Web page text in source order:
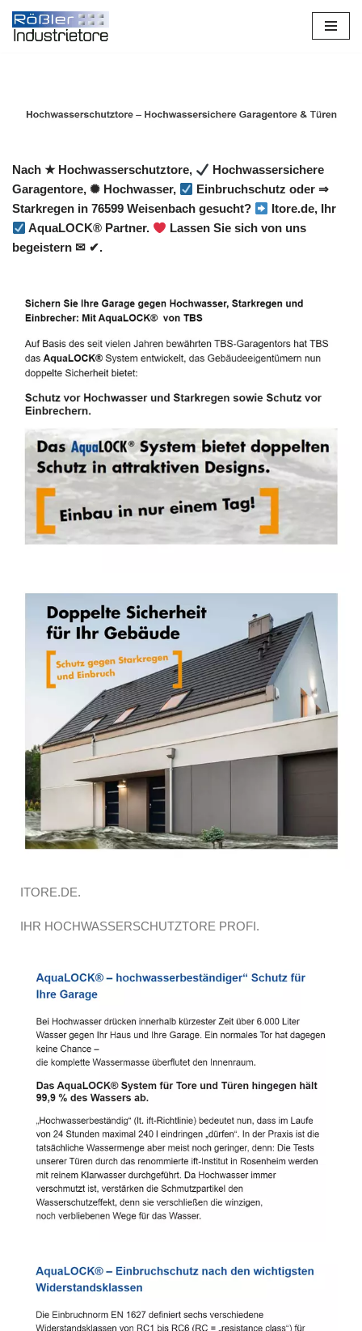
Zum
Nach ★ Hochwasserschutztore,
Hochwassersichere
Garagentore, ✺ Hochwasser,
Einbruchschutz oder ⇒
Starkregen in 76599 Weisenbach gesucht?
Itore.de, Ihr
AquaLOCK® Partner.
Lassen Sie sich von uns
begeistern ✉ ✔.
ITORE.DE.
IHR HOCHWASSERSCHUTZTORE PROFI.